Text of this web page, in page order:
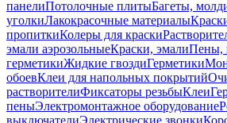
панелиПотолочные плитыБагеты,
уголкиЛакокрасочные материалы
пропиткиКолеры для краски
эмали аэрозольныеКраски, эмалиПены,
герметикиЖидкие гвоздиГерметики
обоевКлеи для напольных покрытий
растворителиФиксаторы резьбыКлеи
пеныЭлектромонтажное оборудование
выключателиЭлектрические звонки